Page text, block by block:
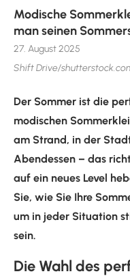
Modische
man seinen
27. August 2025
Shift Drive/
Der Sommer ist die
modischen
am Strand, in der
Abendessen – das
auf ein neues Level
Sie, wie Sie Ihre
um in jeder Situation
sein.
Die Wahl des